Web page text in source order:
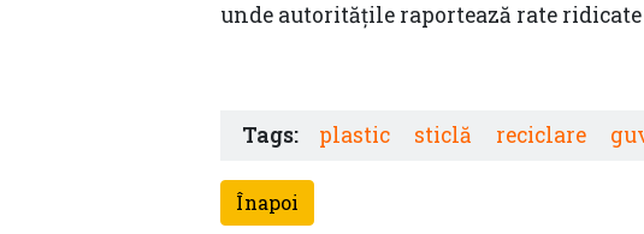
unde autoritățile raportează rate
Tags: plastic sticlă reciclare
Înapoi